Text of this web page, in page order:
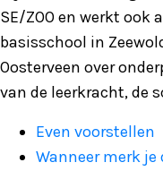
SE/ZOO en werkt ook
basisschool in
Oosterveen over
van de leerkracht, de
Even voorstellen
Wanneer merk